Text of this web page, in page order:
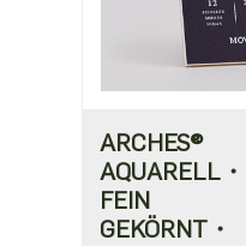
ARCHES®
AQUARELL・
FEIN
GEKÖRNT・